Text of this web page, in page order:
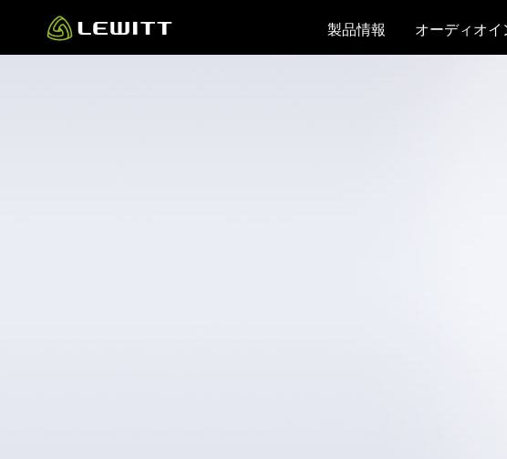
main
製品情報 オーディオ